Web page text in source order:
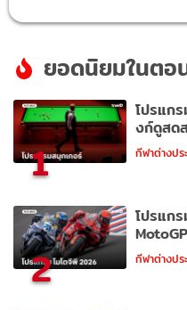
ยอดนิยมในตอ
1
โปรแก
งก์ดูสด
กีฬาต่างปร
2
โปรแก
กีฬาต่างปร